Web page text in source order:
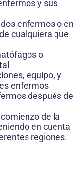
y sus
enfermos o en
cualquiera que
o
equipo, y
enfermos
después de
de la
en cuenta
regiones.